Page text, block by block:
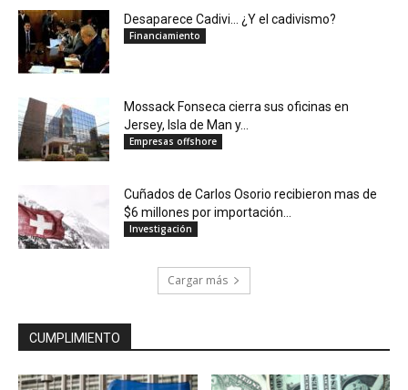
Desaparece Cadivi… ¿Y el cadivismo?
Financiamiento
Mossack Fonseca cierra sus oficinas en
Jersey, Isla de Man y...
Empresas offshore
Cuñados de Carlos Osorio recibieron mas de
$6 millones por importación...
Investigación
Cargar más
CUMPLIMIENTO